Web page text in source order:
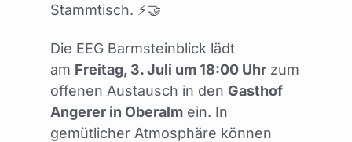
Stammtisch. ⚡🤝
Die EEG Barmsteinblick lädt
am Freitag, 3. Juli um 18:00 Uhr zum
offenen Austausch in den Gasthof
Angerer in Oberalm ein. In
gemütlicher Atmosphäre können